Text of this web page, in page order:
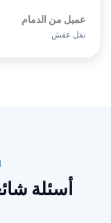
عميل من الدمام
نقل عفش
أسئلة